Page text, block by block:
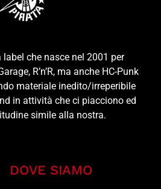
label che nasce nel 2001 per
R’n’R, ma anche HC-Punk
materiale inedito/irreperibile
in attività che ci piacciono ed
simile alla nostra.
DOVE SIAMO